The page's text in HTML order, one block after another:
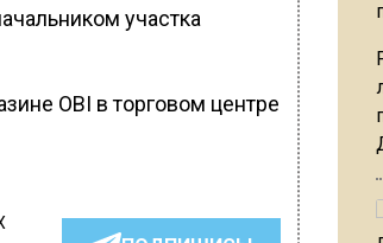
участка
OBI в торговом центре